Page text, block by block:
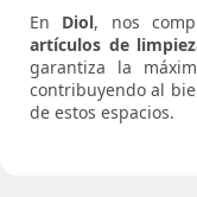
En Diol, nos
artículos de
garantiza la
contribuyendo al
de estos espacios.